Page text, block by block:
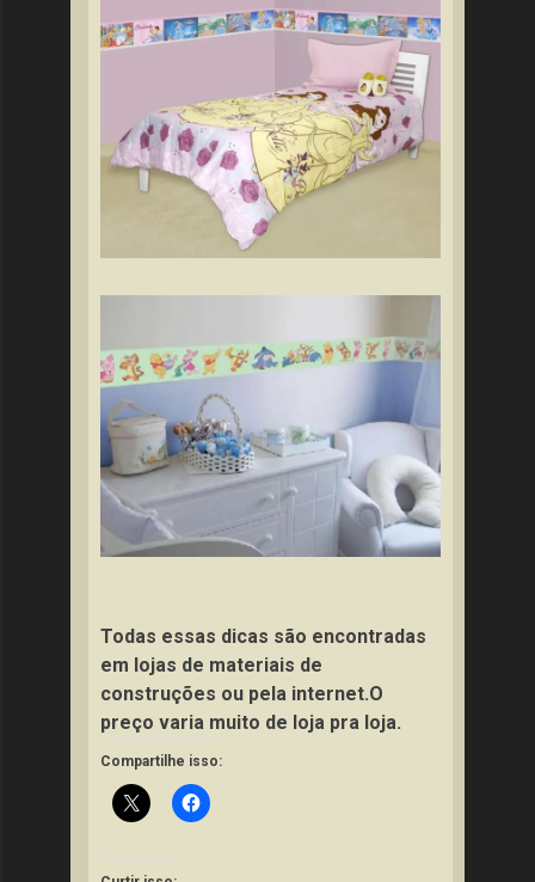
Todas essas dicas são encontradas
em lojas de materiais de
construções ou pela internet.O
preço varia muito de loja pra loja.
Compartilhe isso: